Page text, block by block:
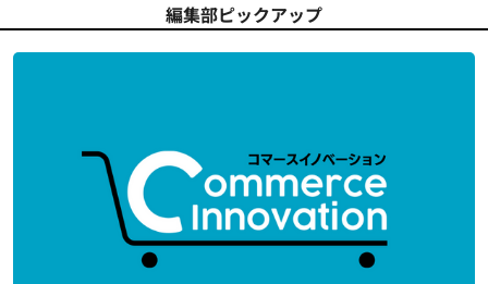
編集部ピックアップ